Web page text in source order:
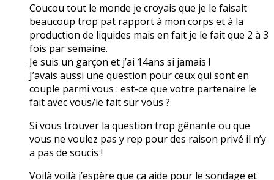
Coucou tout le monde je croyais que je le faisait
beaucoup trop pat rapport à mon corps et à la
production de liquides mais en fait je le fait que 2 à 3
fois par semaine.
Je suis un garçon et j’ai 14ans si jamais !
J’avais aussi une question pour ceux qui sont en
couple parmi vous : est-ce que votre partenaire le
fait avec vous/le fait sur vous ?
Si vous trouver la question trop gênante ou que
vous ne voulez pas y rep pour des raison privé il n’y
a pas de soucis !
Voilà voilà j’espère que ça aide pour le sondage et